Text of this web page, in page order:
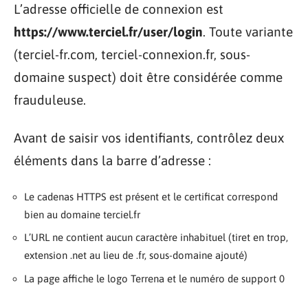
L’adresse officielle de connexion est
https://www.terciel.fr/user/login. Toute variante
(terciel-fr.com, terciel-connexion.fr, sous-
domaine suspect) doit être considérée comme
frauduleuse.
Avant de saisir vos identifiants, contrôlez deux
éléments dans la barre d’adresse :
Le cadenas HTTPS est présent et le certificat correspond
bien au domaine terciel.fr
L’URL ne contient aucun caractère inhabituel (tiret en trop,
extension .net au lieu de .fr, sous-domaine ajouté)
La page affiche le logo Terrena et le numéro de support 0